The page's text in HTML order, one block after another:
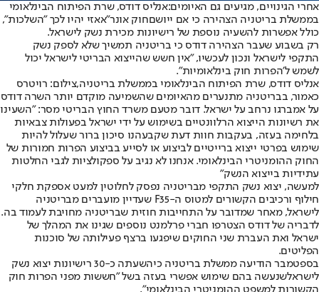
אחרי הגינויים, מגיעים גם האיומים:אנליס דודס, שרת הפיתוח הבינלאומי
בממשלת בריטניה הצהירה כי אם ייושםחוק אונר"אאזי יהיו לכך "השלכות",
כולל אפשרות להשעיה נוספת של רישיונות מכירת נשק לישראל.
רק בשבוע שעבר הצהירה דודס כי בריטניה תמשיך שלא לספק נשק
התקפי לישראל ונכון לעכשיו, "אין חשש שהייצוא הבריטי לישראל יכול
לשמש ל'הפרות חוק בינלאומיות".
אנליס דודס, שרת הפיתוח הבינלאומי בממשלת בריטניה,צילום: רויטרס
כאמור, בבריטניה מתנערים מהאיומים שהשמיעה מוקדם יותר השרה דודס
על אמברגו נרחב על ישראל. דובר מטעם משרד החוץ הבריטי מסר: "השעינו
את רשיונות הייצוא הרלוונטיים בשימוש על ידי ישראל בפעולות צבאיות
בלחימה בעזה, בעקבות חוות דעת שקבעהנו סיכון ברור שעלול להיות
שימוש בפרטי ייצוא ברייטיים לביצוע או לסייע בביצוע הפרות חמורות של
החוק ההומניטרי הבינלאומי. אנחנו לא נגיב על ספקולציות לגבי החלטות
עתידיות בייצוא הנשק"
למעשה, יצוא נשק התקפי מבריטניה נפסק לחלוטין למעט אספקת חלקי
חילוף ורכיבים הקשורים למטוס ה-F35 שעדיין מועברים מבריטניה
לישראל, מאחר שמדובר על התחייבות חוזית שבריטניה מחויבת לעמוד בה.
לדבריה של דודס הצטרפו חברי פרלמנט נוספים שגינו את המהלך של
ישראל ואת העברת שני החוקים שיפגעו ברצף פעילותה של סוכנות
הפליטים.
בספטמבר הודיעה ממשלת בריטניה כי
השעתה כ-30 רישיונות יצוא נשק
לישראלשנעשה בהם שימוש אפשרי בעזה בשל "חששות מפני הפרות חוק